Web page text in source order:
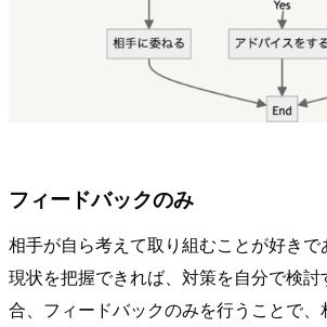
フィードバックのみ
相手が自ら考えて取り組むことが好きで
現状を把握できれば、対策を自分で検
合、フィードバックのみを行うことで